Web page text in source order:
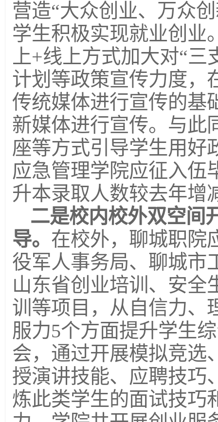
营造“大众创业、万众
学生积极实现就业创业
上+线上方式加大对“
计划等政策宣传力度，
传统媒体进行宣传的基
新媒体进行宣传。与此
座等方式引导学生用好
应急管理学院应征入伍
升本录取人数较去年增
二是校内校外双空间
导。 在校外，聊城职院
役军人事务局、聊城市
山东省创业培训、安全
训等项目，从自信力、
服力5个方面提升学生
会，通过开展模拟竞选
授演讲技能、应聘技巧
炼此类学生的面试技巧